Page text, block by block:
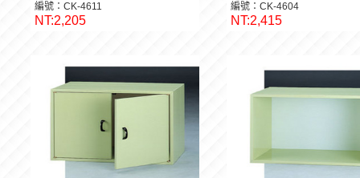
編號：CK-4611
NT:2,205
編號：CK-4604
NT:2,415